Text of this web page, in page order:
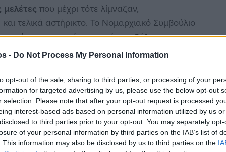
- Do Not Process My Personal Information
opt-out of the sale, sharing to third parties, or processing of your
for targeted advertising by us, please use the below opt-out
selection. Please note that after your opt-out request is processed
interest-based ads based on personal information utilized by us
to third parties prior to your opt-out. You may separately
of your personal information by third parties on the IAB’s list of
This information may also be disclosed by us to third parties on the
που μέχρι τότε λίμναζαν,
τελικά αστήρικτο. Το Νομαρχιακό Συμβούλιο
«ούτε μια σταγόνα νερού στη θάλασσα»και
ποσότητα του νερού (ιδιαίτερα της λεκάνης
εμπλουτισμού της. Με την αντιπλημμυρική
από τον Δήμο φαίνεται καθαρά ότι τα ποιο
και φυσικά δεν λήφθηκαν υπόψη, με
της σημεία διότι:
νταμαριών στις αρχές των ρεμάτων που
στηνάνω ζώνη με μικρούς φθηνούς
λεκάνη Κορακάρη μέσω εμπλουτισμένων